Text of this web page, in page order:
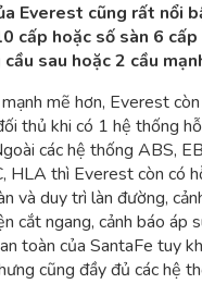
Everest cũng rất nổi
cấp hoặc số sàn 6 cấp
sau hoặc 2 cầu
mẽ hơn, Everest
thủ khi có 1 hệ thống
các hệ thống ABS,
HLA thì Everest còn có
và duy trì làn đường,
cắt ngang, cảnh báo áp
toàn của SantaFe tuy
cũng đầy đủ các hệ